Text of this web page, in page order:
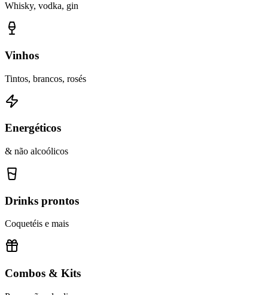
Whisky, vodka, gin
Vinhos
Tintos, brancos, rosés
Energéticos
& não alcoólicos
Drinks prontos
Coquetéis e mais
Combos & Kits